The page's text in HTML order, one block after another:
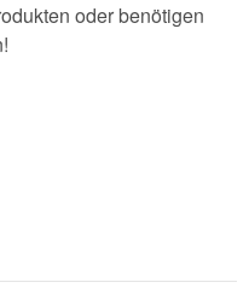
oder benötigen